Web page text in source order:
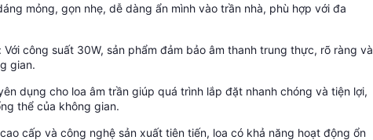
mỏng, gọn nhẹ, dễ dàng ẩn mình vào trần nhà, phù hợp với đa
công suất 30W, sản phẩm đảm bảo âm thanh trung thực, rõ ràng và
gian.
dụng cho loa âm trần giúp quá trình lắp đặt nhanh chóng và tiện lợi,
thể của không gian.
cấp và công nghệ sản xuất tiên tiến, loa có khả năng hoạt động ổn